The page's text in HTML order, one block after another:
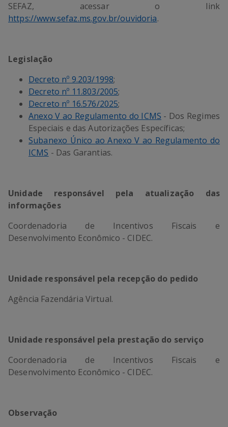
SEFAZ, acessar o link
https://www.sefaz.ms.gov.br/ouvidoria.
Legislação
Decreto nº 9.203/1998;
Decreto nº 11.803/2005;
Decreto nº 16.576/2025;
Anexo V ao Regulamento do ICMS - Dos Regimes
Especiais e das Autorizações Específicas;
Subanexo Único ao Anexo V ao Regulamento do
ICMS - Das Garantias.
Unidade responsável pela atualização das
informações
Coordenadoria de Incentivos Fiscais e
Desenvolvimento Econômico - CIDEC.
Unidade responsável pela recepção do pedido
Agência Fazendária Virtual.
Unidade responsável pela prestação do serviço
Coordenadoria de Incentivos Fiscais e
Desenvolvimento Econômico - CIDEC.
Observação